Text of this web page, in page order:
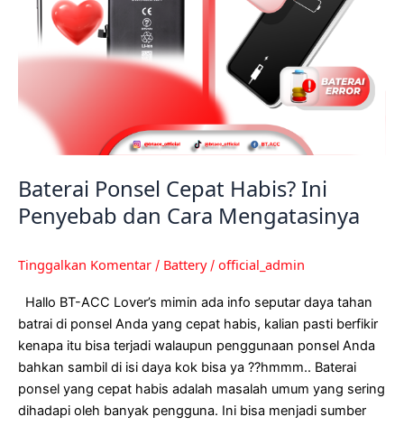
Baterai Ponsel Cepat Habis? Ini
Penyebab dan Cara Mengatasinya
Tinggalkan Komentar / Battery/ official_admin
Hallo BT-ACC Lover’s mimin ada info seputar daya tahan
batrai di ponsel Anda yang cepat habis, kalian pasti berfikir
kenapa itu bisa terjadi walaupun penggunaan ponsel Anda
bahkan sambil di isi daya kok bisa ya ??hmmm.. Baterai
ponsel yang cepat habis adalah masalah umum yang sering
dihadapi oleh banyak pengguna. Ini bisa menjadi sumber